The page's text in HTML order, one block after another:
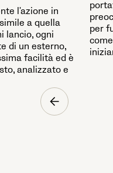
l'azione in
a quella
lancio, ogni
di un esterno,
facilità ed è
analizzato e
per